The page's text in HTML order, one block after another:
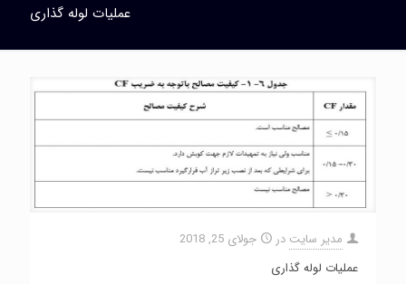
عملیات لوله گذاری
مدیر سایت در
جولای 25, 2018
عملیات لوله گذاری